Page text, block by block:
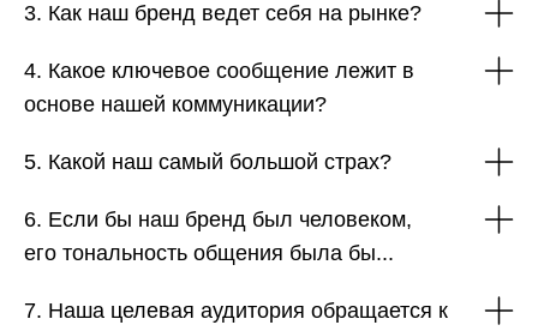
3. Как наш бренд ведет себя на рынке?
4. Какое ключевое сообщение лежит в
основе нашей коммуникации?
5. Какой наш самый большой страх?
6. Если бы наш бренд был человеком,
его тональность общения была бы...
7. Наша целевая аудитория обращается к